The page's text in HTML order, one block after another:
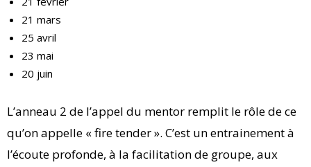
21 mars
25 avril
23 mai
20 juin
L’anneau 2 de l’appel du mentor remplit le rôle de ce
qu’on appelle « fire tender ». C’est un entrainement à
l’écoute profonde, à la facilitation de groupe, aux